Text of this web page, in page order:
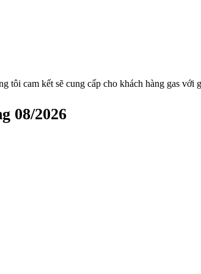
tôi cam kết sẽ cung cấp cho khách hàng gas với
08/2026